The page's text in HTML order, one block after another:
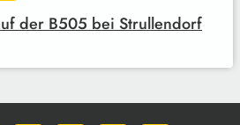
der B505 bei Strullendorf